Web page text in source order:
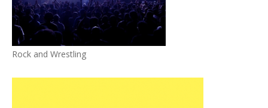
Rock and Wrestling